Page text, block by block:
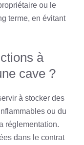
ou le
terme, en évitant
à
cave ?
à stocker des
ou du
réglementation.
dans le contrat